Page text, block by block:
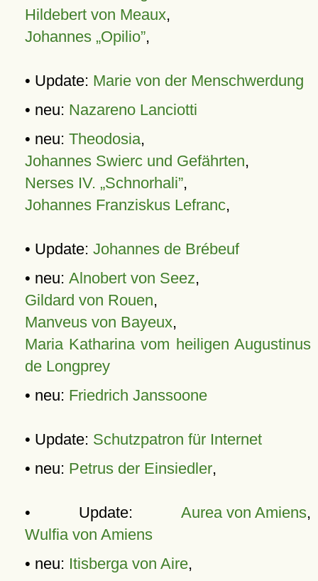
Hildebert von Meaux,
Johannes „Opilio”,
• Update: Marie von der Menschwerdung
• neu: Nazareno Lanciotti
• neu: Theodosia,
Johannes Swierc und Gefährten,
Nerses IV. „Schnorhali”,
Johannes Franziskus Lefranc,
• Update: Johannes de Brébeuf
• neu: Alnobert von Seez,
Gildard von Rouen,
Manveus von Bayeux,
Maria Katharina vom heiligen Augustinus
de Longprey
• neu: Friedrich Janssoone
• Update: Schutzpatron für Internet
• neu: Petrus der Einsiedler,
• Update: Aurea von Amiens,
Wulfia von Amiens
• neu: Itisberga von Aire,